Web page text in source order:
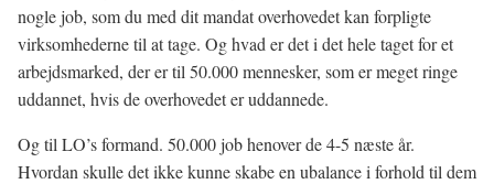
nogle job, som du med dit mandat overhovedet kan forpligte
virksomhederne til at tage. Og hvad er det i det hele taget for et
arbejdsmarked, der er til 50.000 mennesker, som er meget ringe
uddannet, hvis de overhovedet er uddannede.
Og til LO’s formand. 50.000 job henover de 4-5 næste år.
Hvordan skulle det ikke kunne skabe en ubalance i forhold til dem